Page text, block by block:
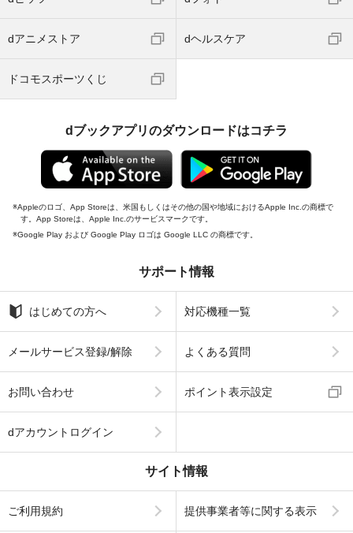
dアニメストア dヘルスケア
ドコモスポーツくじ
dブックアプリのダウンロードはコチラ
Appleのロゴ、App Storeは、米国もしくはその他の国や地域におけるApple Inc.の商標で
す。App Storeは、Apple Inc.のサービスマークです。
Google Play および Google Play ロゴは Google LLC の商標です。
サポート情報
はじめての方へ 対応機種一覧
メールサービス登録/解除 よくある質問
お問い合わせ ポイント表示設定
dアカウントログイン
サイト情報
ご利用規約 提供事業者等に関する表示